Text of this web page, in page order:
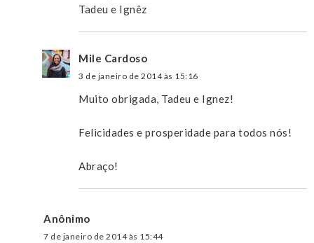
Tadeu e Ignêz
Mile Cardoso
3 de janeiro de 2014 às 15:16
Muito obrigada, Tadeu e Ignez!
Felicidades e prosperidade para todos nós!
Abraço!
Anônimo
7 de janeiro de 2014 às 15:44